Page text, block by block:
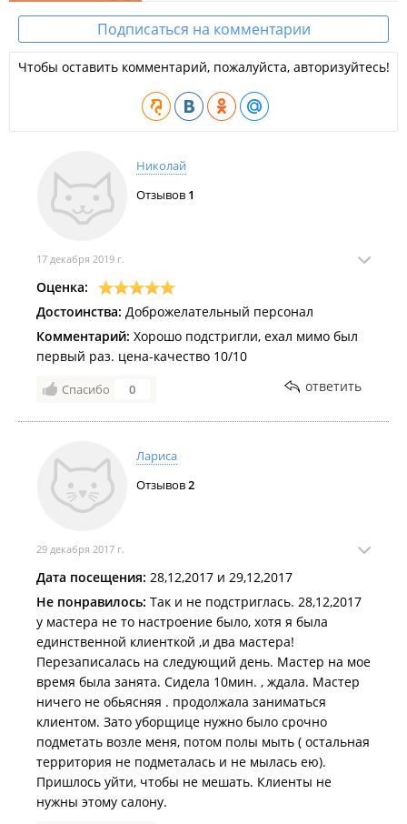
Подписаться на комментарии
Чтобы оставить комментарий, пожалуйста, авторизуйтесь!
Николай
Отзывов 1
17 декабря 2019 г.
Оценка:
Достоинства: Доброжелательный персонал
Комментарий: Хорошо подстригли, ехал мимо был
первый раз. цена-качество 10/10
Спасибо 0 ответить
Лариса
Отзывов2
29 декабря 2017 г.
Дата посещения: 28,12,2017 и 29,12,2017
Не понравилось: Так и не подстриглась. 28,12,2017
у мастера не то настроение было, хотя я была
единственной клиенткой ,и два мастера!
Перезаписалась на следующий день. Мастер на мое
время была занята. Сидела 10мин. , ждала. Мастер
ничего не обьясняя . продолжала заниматься
клиентом. Зато уборщице нужно было срочно
подметать возле меня, потом полы мыть ( остальная
территория не подметалась и не мылась ею).
Пришлось уйти, чтобы не мешать. Клиенты не
нужны этому салону.